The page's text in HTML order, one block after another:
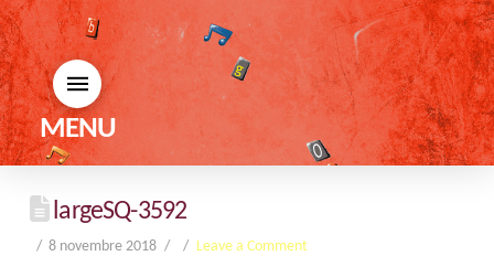
MENU
largeSQ-3592
8 novembre 2018 Leave a Comment